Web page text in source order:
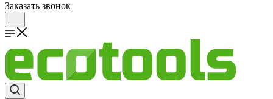
Заказать звонок